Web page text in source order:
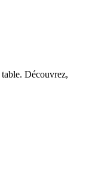
Découvrez,